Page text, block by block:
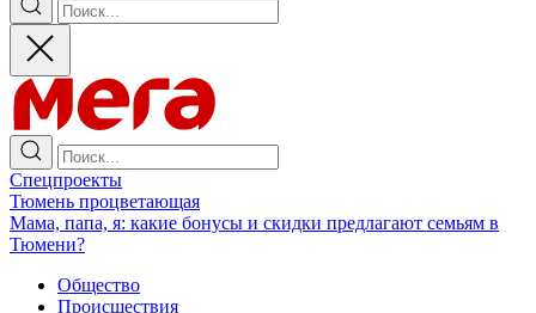
Спецпроекты
Тюмень процветающая
Мама, папа, я: какие бонусы и скидки предлагают семьям в
Тюмени?
Общество
Происшествия